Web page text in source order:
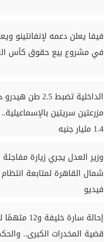
فيفا يعلن دعمه لإنفانتينو
في مشروع بيع حقوق كأس
الداخلية تضبط 2.5 طن
مزرعتين سريتين
1.4 مليار جنيه
وزير العدل يجري زيارة
شمال القاهرة لمتابعة
فيديو
إحالة سارة
قضية المخدرات الكبرى.. والحكم 5